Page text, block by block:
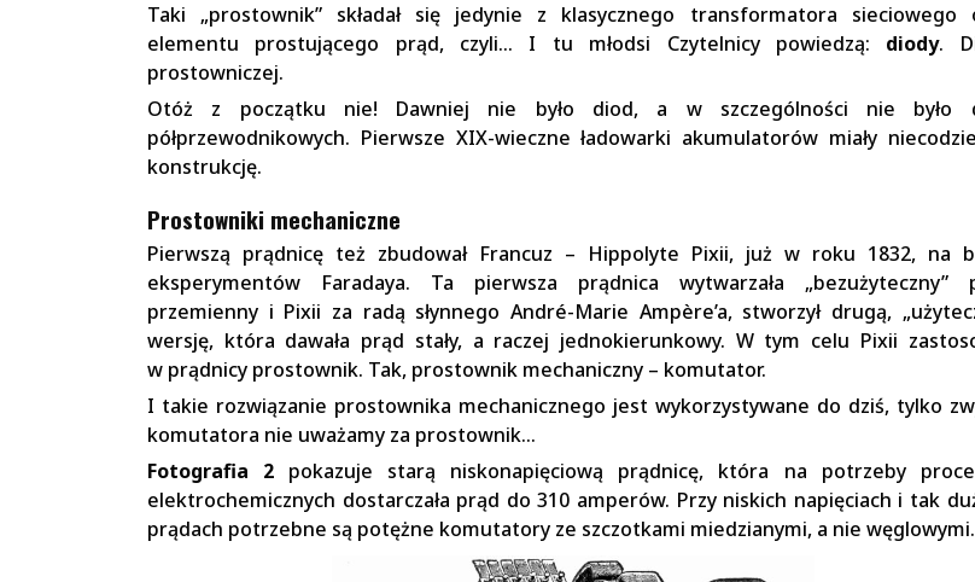
Taki „prostownik” składał się jedynie z klasycznego transformatora sieciowego
elementu prostującego prąd, czyli… I tu młodsi Czytelnicy powiedzą: diody.
prostowniczej.
Otóż z początku nie! Dawniej nie było diod, a w szczególności nie było
półprzewodnikowych. Pierwsze XIX-wieczne ładowarki akumulatorów miały
konstrukcję.
Prostowniki mechaniczne
Pierwszą prądnicę też zbudował Francuz – Hippolyte Pixii, już w roku 1832, na
eksperymentów Faradaya. Ta pierwsza prądnica wytwarzała „bezużyteczny”
przemienny i Pixii za radą słynnego André-Marie Ampère’a, stworzył drugą,
wersję, która dawała prąd stały, a raczej jednokierunkowy. W tym celu Pixii
w prądnicy prostownik. Tak, prostownik mechaniczny – komutator.
I takie rozwiązanie prostownika mechanicznego jest wykorzystywane do dziś, tylko
komutatora nie uważamy za prostownik…
Fotografia 2 pokazuje starą niskonapięciową prądnicę, która na potrzeby
elektrochemicznych dostarczała prąd do 310 amperów. Przy niskich napięciach i tak
prądach potrzebne są potężne komutatory ze szczotkami miedzianymi, a nie węglowymi.